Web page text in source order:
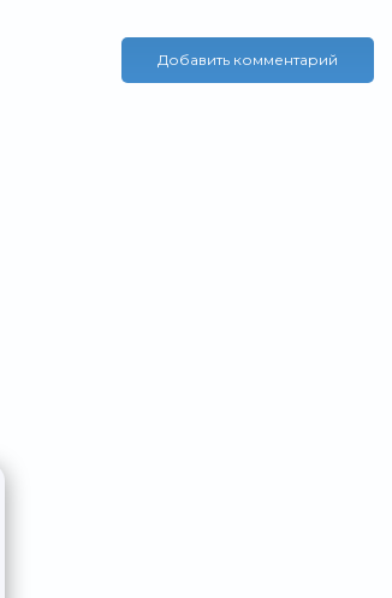
Добавить комментарий